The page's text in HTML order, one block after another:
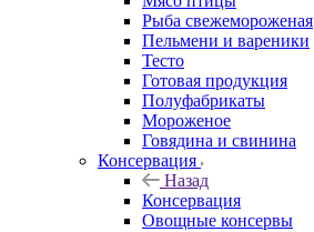
Рыба свежемороженая
Пельмени и вареники
Тесто
Готовая продукция
Полуфабрикаты
Мороженое
Говядина и свинина
Консервация
Назад
Консервация
Овощные консервы